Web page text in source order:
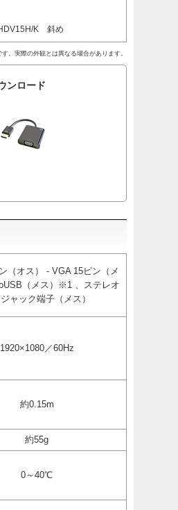
K 斜め
。実際の外観とは異なる場合があります。
ンロード
（オス） - VGA 15ピン（メ
（メス）※1 、ステレオ
ャック端子（メス）
1920×1080／60Hz
約0.15m
約55g
0～40℃